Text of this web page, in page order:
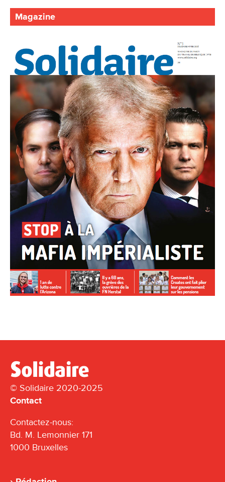
Magazine
© Solidaire 2020-2025
Contact
Contactez-nous:
Bd. M. Lemonnier 171
1000 Bruxelles